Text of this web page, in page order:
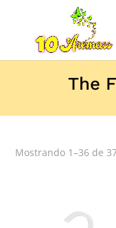
The
Mostrando 1–36 de